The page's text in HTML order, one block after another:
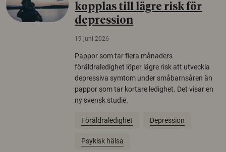
kopplas till lägre risk för
depression
19 juni 2026
Pappor som tar flera månaders
föräldraledighet löper lägre risk att utveckla
depressiva symtom under småbarnsåren än
pappor som tar kortare ledighet. Det visar en
ny svensk studie.
Föräldraledighet Depression
Psykisk hälsa